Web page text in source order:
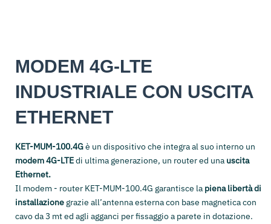
MODEM 4G-LTE
INDUSTRIALE CON USCITA
ETHERNET
KET-MUM-100.4Gè un dispositivo che integra al suo interno un
modem 4G-LTEdi ultima generazione, un router ed una uscita
Ethernet.
Il modem - router KET-MUM-100.4G garantisce la piena libertà di
installazione grazie all’antenna esterna con base magnetica con
cavo da 3 mt ed agli agganci per fissaggio a parete in dotazione.